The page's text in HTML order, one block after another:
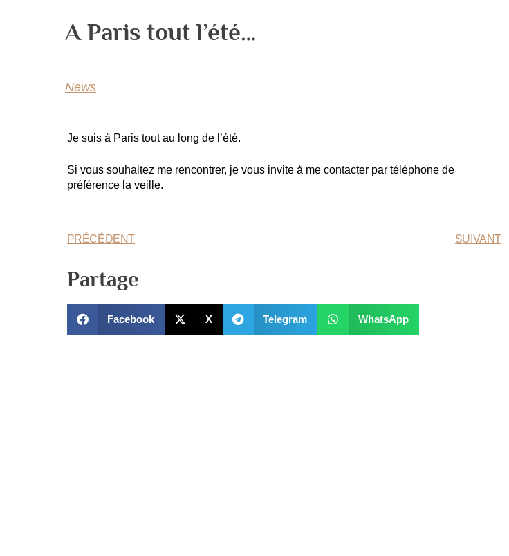
A Paris tout l’été…
News
Je suis à Paris tout au long de l’été.
Si vous souhaitez me rencontrer, je vous invite à me contacter par téléphone de
préférence la veille.
PRÉCÉDENT SUIVANT
Partage
Facebook X Telegram WhatsApp